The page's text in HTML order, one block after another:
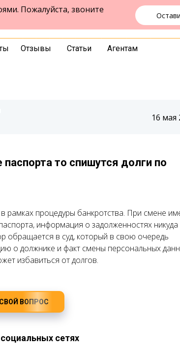
Пожалуйста, звоните
Отзывы Статьи Агентам
стр. 7, 10 этаж,
+7 (343) 363-
16 мая
то спишутся долги по
рамках процедуры банкротства. При смене
информация о задолженностях никуда
обращается в суд, который в свою очередь
о должнике и факт смены персональных
избавиться от долгов.
ВОПРОС
сетях